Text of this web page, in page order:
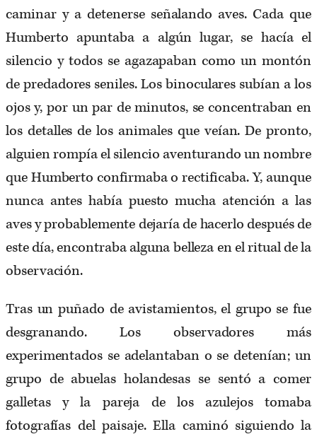
caminar y a detenerse señalando aves. Cada que
Humberto apuntaba a algún lugar, se hacía el
silencio y todos se agazapaban como un montón
de predadores seniles. Los binoculares subían a los
ojos y, por un par de minutos, se concentraban en
los detalles de los animales que veían. De pronto,
alguien rompía el silencio aventurando un nombre
que Humberto confirmaba o rectificaba. Y, aunque
nunca antes había puesto mucha atención a las
aves y probablemente dejaría de hacerlo después de
este día, encontraba alguna belleza en el ritual de la
observación.
Tras un puñado de avistamientos, el grupo se fue
desgranando. Los observadores más
experimentados se adelantaban o se detenían; un
grupo de abuelas holandesas se sentó a comer
galletas y la pareja de los azulejos tomaba
fotografías del paisaje. Ella caminó siguiendo la